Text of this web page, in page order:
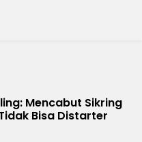
Mencabut Sikring
Bisa Distarter